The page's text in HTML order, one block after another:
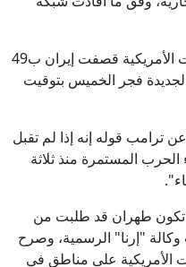
وصرح ترامب لفوكس نيوز إن القوات الأمريكية قصفت إيران ب49
فجر الخميس بتوقيت
ترامب قوله إنه إذا لم تقبل
الحرب المستمرة منذ ثلاثة
تكون طهران قد طلبت من
"إرنا" الرسمية، وصرح
الأمريكية على مناطق في